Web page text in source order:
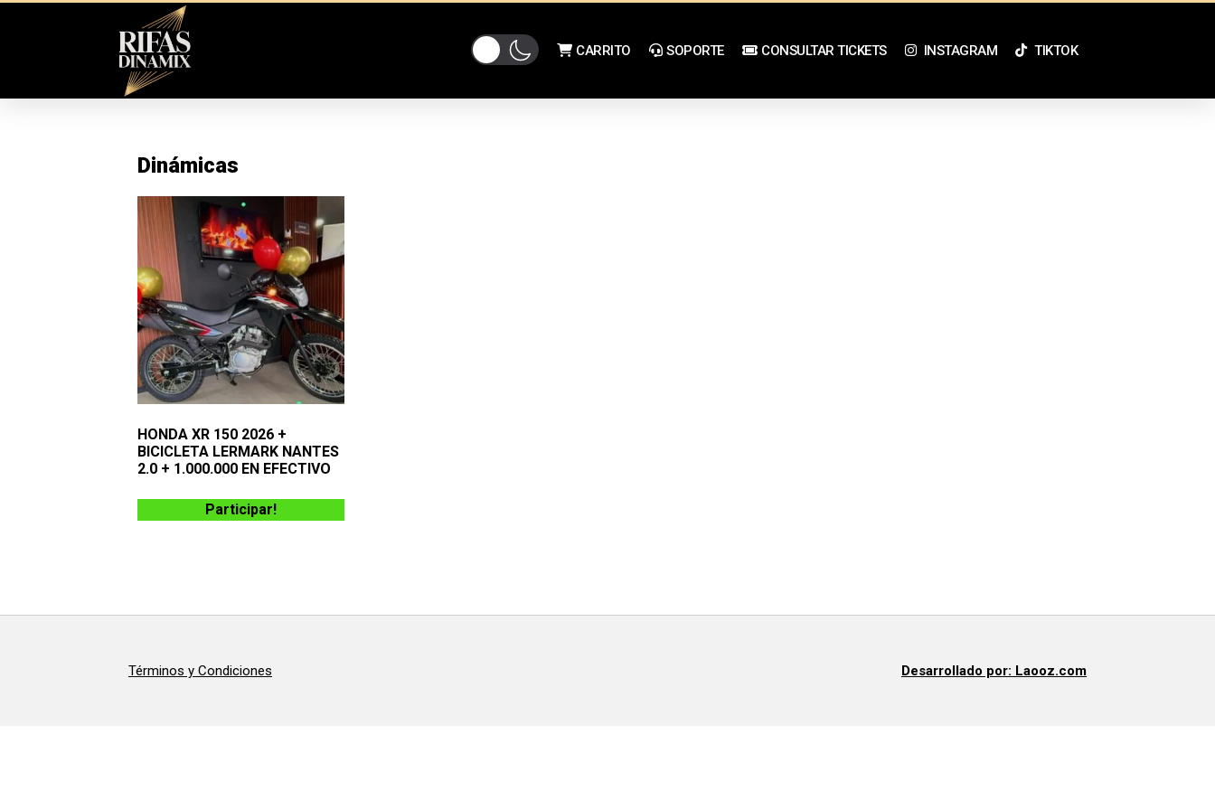
CARRITO SOPORTE CONSULTAR TICKETS INSTAGRAM TIKTOK
Dinámicas
HONDA XR 150 2026 +
BICICLETA LERMARK NANTES
2.0 + 1.000.000 EN EFECTIVO
Participar!
Términos y Condiciones Desarrollado por: Laooz.com